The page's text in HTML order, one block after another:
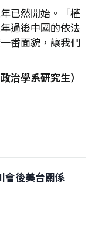
已然開始。「權
過後中國的依法
番面貌，讓我們
治學系研究生）
後美台關係